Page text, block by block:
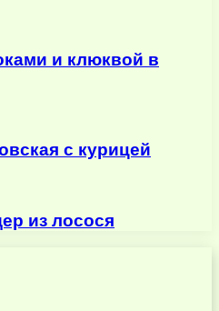
и клюквой в
с курицей
из лосося